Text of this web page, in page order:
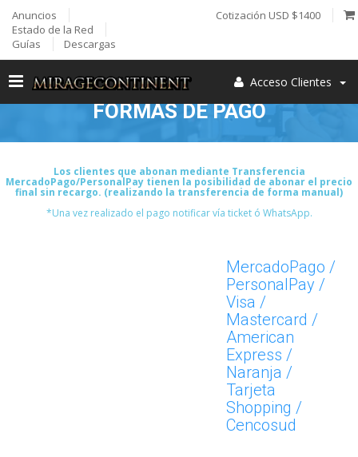
Anuncios
Estado de la Red
Guías
Descargas
Cotización USD $1400
Acceso Clientes
FORMAS DE PAGO
Los clientes que abonan mediante Transferencia
MercadoPago/PersonalPay tienen la posibilidad de abonar el precio
final sin recargo. (realizando la transferencia de forma manual)
*Una vez realizado el pago notificar vía ticket ó WhatsApp.
MercadoPago /
PersonalPay /
Visa /
Mastercard /
American
Express /
Naranja /
Tarjeta
Shopping /
Cencosud